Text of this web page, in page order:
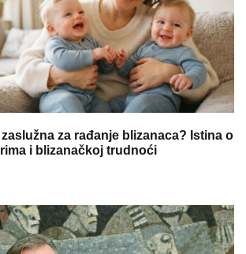
za rađanje blizanaca? Istina o
i blizanačkoj trudnoći